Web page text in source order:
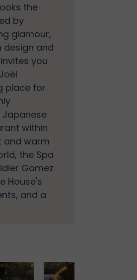
the
by
glamour,
design and
you
place for
within
and warm
the Spa
Gomez
House's
and a